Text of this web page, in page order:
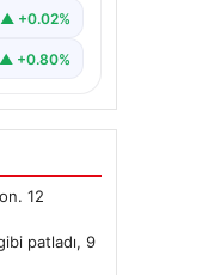
▲ +0.02%
▲ +0.80%
12
patladı, 9